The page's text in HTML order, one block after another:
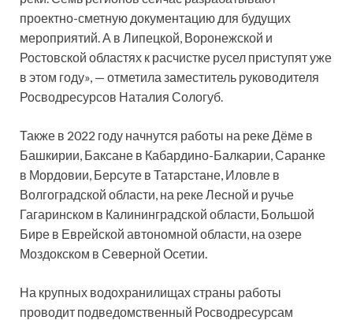
проектно-сметную документацию для будущих
мероприятий. А в Липецкой, Воронежской и
Ростовской областях к расчистке русел приступят уже
в этом году», — отметила заместитель руководителя
Росводресурсов Наталия Сологуб.
Также в 2022 году начнутся работы на реке Дёме в
Башкирии, Баксане в Кабардино-Балкарии, Саранке
в Мордовии, Берсуте в Татарстане, Иловле в
Волгоградской области, на реке Лесной и ручье
Гагаринском в Калининградской области, Большой
Бире в Еврейской автономной области, на озере
Моздокском в Северной Осетии.
На крупных водохранилищах страны работы
проводит подведомственный Росводресурсам